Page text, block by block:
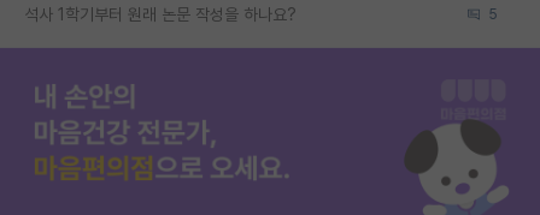
석사 1학기부터 원래 논문 작성을 하나요? 5